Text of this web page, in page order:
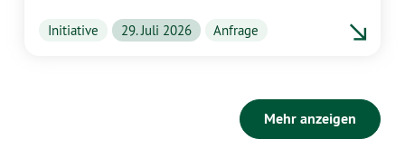
Initiative 29. Juli 2026 Anfrage
Mehr anzeigen